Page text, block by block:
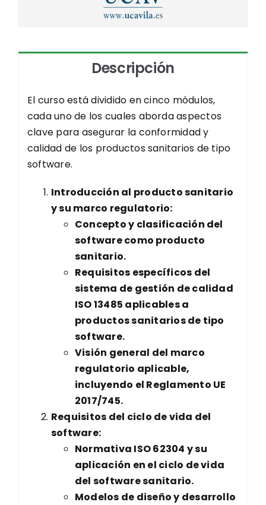
Quiero recibir una copia del formulario
[términos]
de privacidad].*
Enviar
Descripción
El curso está dividido en cinco módulos,
cada uno de los cuales aborda aspectos
clave para asegurar la conformidad y
calidad de los productos sanitarios de tipo
software.
Introducción al producto sanitario
y su marco regulatorio:
Concepto y clasificación del
software como producto
sanitario.
Requisitos específicos del
sistema de gestión de calidad
ISO 13485 aplicables a
productos sanitarios de tipo
software.
Visión general del marco
regulatorio aplicable,
incluyendo el Reglamento UE
2017/745.
Requisitos del ciclo de vida del
software:
Normativa ISO 62304 y su
aplicación en el ciclo de vida
del software sanitario.
Modelos de diseño y desarrollo